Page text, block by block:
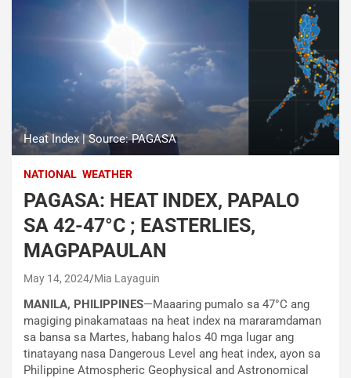
Heat Index | Source: PAGASA
NATIONAL WEATHER
PAGASA: HEAT INDEX, PAPALO
SA 42-47°C ; EASTERLIES,
MAGPAPAULAN
May 14, 2024 Mia Layaguin
MANILA, PHILIPPINES—Maaaring pumalo sa 47°C ang
magiging pinakamataas na heat index na mararamdaman
sa bansa sa Martes, habang halos 40 mga lugar ang
tinatayang nasa Dangerous Level ang heat index, ayon sa
Philippine Atmospheric Geophysical and Astronomical